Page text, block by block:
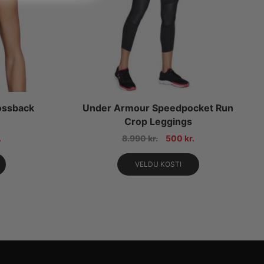
Under Armour Speedpocket Run
Crop Leggings
8.990kr. 500 kr.
VELDU KOSTI